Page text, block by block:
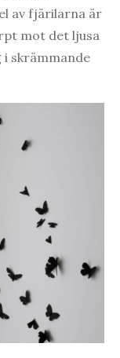
av fjärilarna är
mot det ljusa
skrämmande